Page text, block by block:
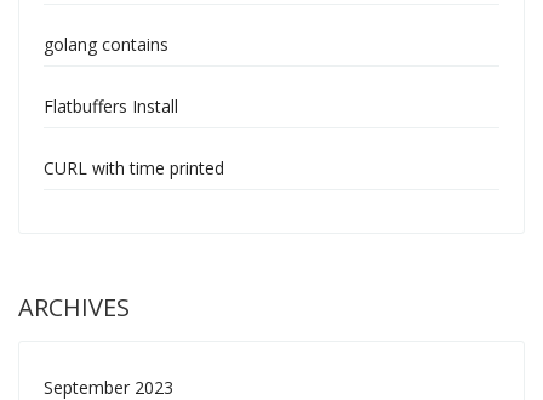
golang contains
Flatbuffers Install
CURL with time printed
ARCHIVES
September 2023